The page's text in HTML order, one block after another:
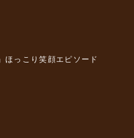
ほっこり笑顔エピソード